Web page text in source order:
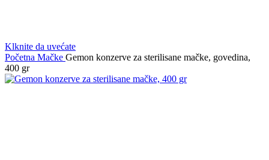
Klknite da uvećate
Početna Mačke Gemon konzerve za sterilisane mačke, govedina,
400 gr